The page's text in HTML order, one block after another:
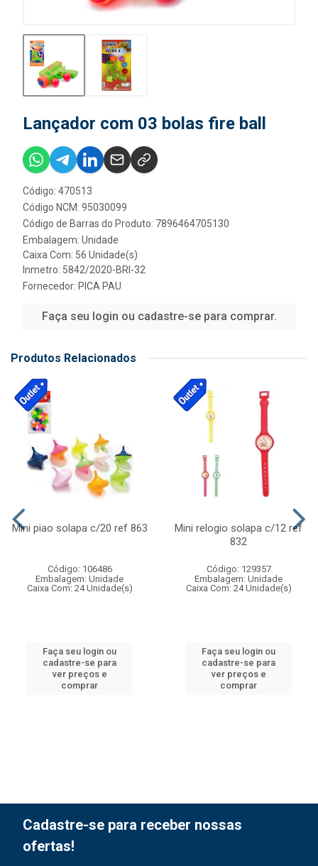
Lançador com 03 bolas fire ball
Código: 470513
Código NCM: 95030099
Código de Barras do Produto: 7896464705130
Embalagem: Unidade
Caixa Com: 56 Unidade(s)
Inmetro: 5842/2020-BRI-32
Fornecedor: PICA PAU
Faça seu login ou cadastre-se para comprar.
Produtos Relacionados
Mini piao solapa c/20 ref 863
Código: 106486
Embalagem: Unidade
Caixa Com: 24 Unidade(s)
Faça seu login ou
cadastre-se para
ver preços e
comprar
Mini relogio solapa c/12 ref
832
Código: 129357
Embalagem: Unidade
Caixa Com: 24 Unidade(s)
Faça seu login ou
cadastre-se para
ver preços e
comprar
Cadastre-se para receber nossas
ofertas!